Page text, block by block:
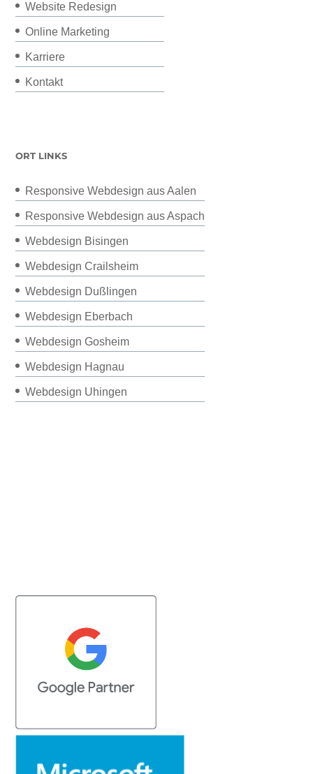
Website Redesign
Online Marketing
Karriere
Kontakt
ORT LINKS
Responsive Webdesign aus Aalen
Responsive Webdesign aus Aspach
Webdesign Bisingen
Webdesign Crailsheim
Webdesign Dußlingen
Webdesign Eberbach
Webdesign Gosheim
Webdesign Hagnau
Webdesign Uhingen